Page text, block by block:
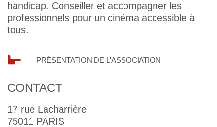
handicap. Conseiller et accompagner les
professionnels pour un cinéma accessible à
tous.
PRÉSENTATION DE L'ASSOCIATION
CONTACT
17 rue Lacharrière
75011 PARIS